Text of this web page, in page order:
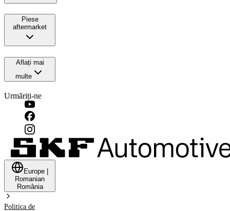
Piese
aftermarket
Aflați mai
multe
Urmăriți-ne
Europe
Romanian
România
Politica de